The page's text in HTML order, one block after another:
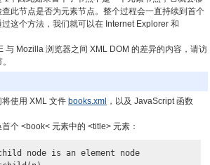
此节点是否为元素节点。整个过程会一直持续到首个
这个方法，我们就可以在 Internet Explorer 和
与 Mozilla 浏览器之间 XML DOM 的差异的内容，请访
使用 XML 文件 books.xml ，以及 JavaScript 函数
个 <book< 元素中的 <title> 元素：
node is an element node